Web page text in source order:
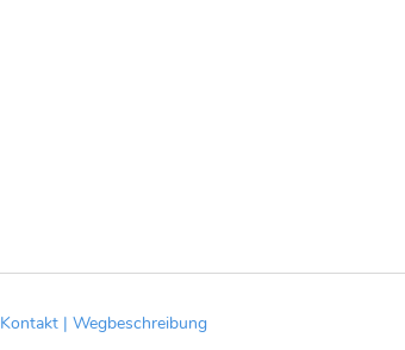
Kontakt | Wegbeschreibung